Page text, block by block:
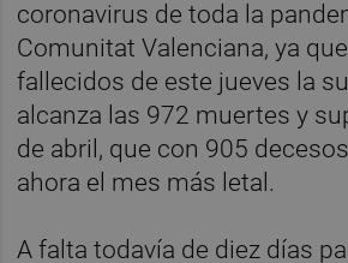
coronavirus de toda la
Comunitat Valenciana, ya
fallecidos de este jueves la
alcanza las 972 muertes y
de abril, que con 905
ahora el mes más letal.
A falta todavía de diez días